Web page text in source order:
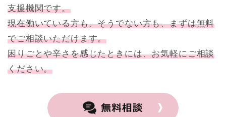
支援機関です。
現在働いている方も、そうでない方も、まずは無料
でご相談いただけます。
困りごとや辛さを感じたときには、お気軽にご相談
ください。